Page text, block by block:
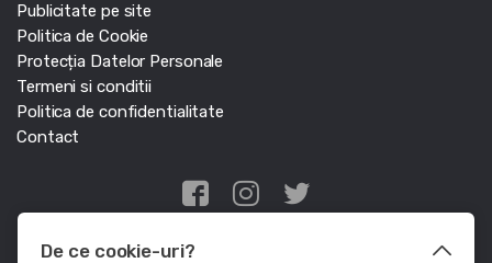
Publicitate pe site
Politica de Cookie
Protecția Datelor Personale
Termeni si conditii
Politica de confidentialitate
Contact
Edris Digital Agency
De ce cookie-uri?